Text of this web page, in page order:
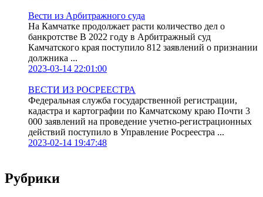
Вести из Арбитражного суда
На Камчатке продолжает расти количество дел о
банкротстве В 2022 году в Арбитражный суд
Камчатского края поступило 812 заявлений о признании
должника ...
2023-03-14 22:01:00
ВЕСТИ ИЗ РОСРЕЕСТРА
Федеральная служба государственной регистрации,
кадастра и картографии по Камчатскому краю Почти 3
000 заявлений на проведение учетно-регистрационных
действий поступило в Управление Росреестра ...
2023-02-14 19:47:48
Рубрики